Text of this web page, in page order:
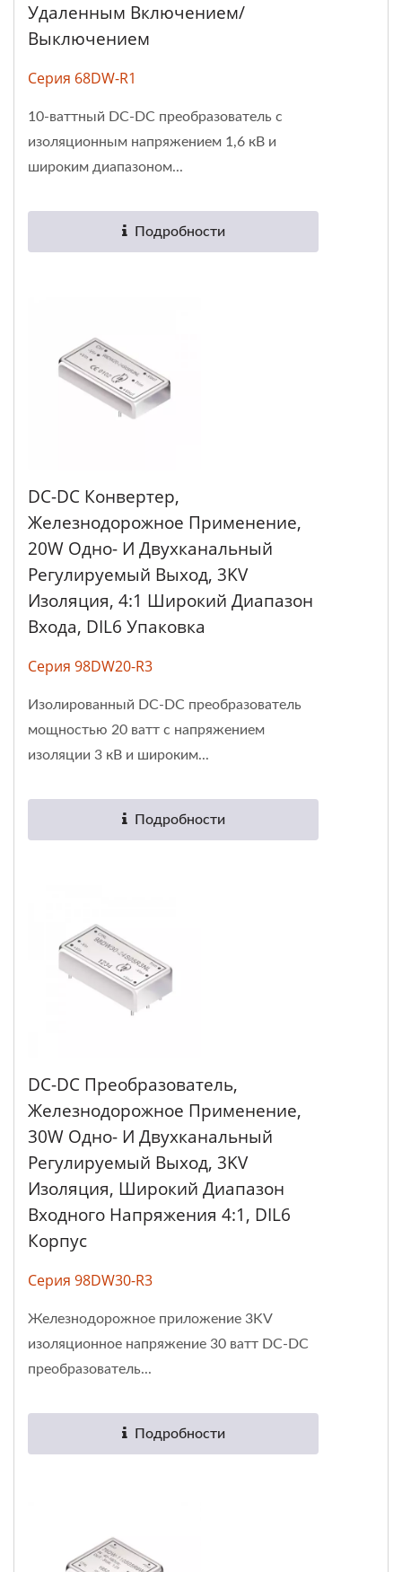
Удаленным Включением/
Выключением
Серия 68DW-R1
10-ваттный DC-DC преобразователь с
изоляционным напряжением 1,6 кВ и
широким диапазоном...
Подробности
DC-DC Конвертер,
Железнодорожное Применение,
20W Одно- И Двухканальный
Регулируемый Выход, 3KV
Изоляция, 4:1 Широкий Диапазон
Входа, DIL6 Упаковка
Серия 98DW20-R3
Изолированный DC-DC преобразователь
мощностью 20 ватт с напряжением
изоляции 3 кВ и широким...
Подробности
DC-DC Преобразователь,
Железнодорожное Применение,
30W Одно- И Двухканальный
Регулируемый Выход, 3KV
Изоляция, Широкий Диапазон
Входного Напряжения 4:1, DIL6
Корпус
Серия 98DW30-R3
Железнодорожное приложение 3KV
изоляционное напряжение 30 ватт DC-DC
преобразователь...
Подробности